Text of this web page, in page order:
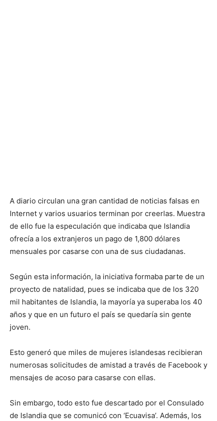
A diario circulan una gran cantidad de noticias falsas en
Internet y varios usuarios terminan por creerlas. Muestra
de ello fue la especulación que indicaba que Islandia
ofrecía a los extranjeros un pago de 1,800 dólares
mensuales por casarse con una de sus ciudadanas.
Según esta información, la iniciativa formaba parte de un
proyecto de natalidad, pues se indicaba que de los 320
mil habitantes de Islandia, la mayoría ya superaba los 40
años y que en un futuro el país se quedaría sin gente
joven.
Esto generó que miles de mujeres islandesas recibieran
numerosas solicitudes de amistad a través de Facebook y
mensajes de acoso para casarse con ellas.
Sin embargo, todo esto fue descartado por el Consulado
de Islandia que se comunicó con ‘Ecuavisa’. Además, los